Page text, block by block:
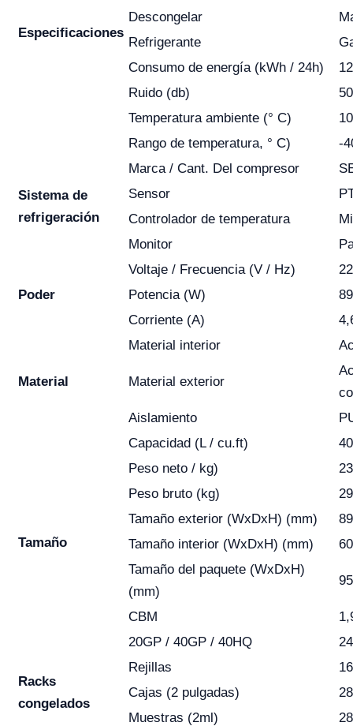
Especificaciones
Descongelar
Refrigerante
Consumo de energía (kWh / 24h)
12
Ruido (db)
50
Temperatura ambiente (° C)
Rango de temperatura, ° C)
-
Sistema de
refrigeración
Marca / Cant. Del compresor
Sensor
Controlador de temperatura
Monitor
Poder
Voltaje / Frecuencia (V / Hz)
Potencia (W)
Corriente (A)
Material
Material interior
Material exterior
Aislamiento
Tamaño
Capacidad (L / cu.ft)
Peso neto / kg)
Peso bruto (kg)
Tamaño exterior (WxDxH) (mm)
Tamaño interior (WxDxH) (mm)
Tamaño del paquete (WxDxH)
(mm)
CBM
20GP / 40GP / 40HQ
Racks
congelados
Rejillas
Cajas (2 pulgadas)
Muestras (2ml)